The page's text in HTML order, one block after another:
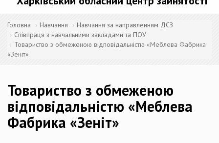
Головна Навчання
Навчання за направленням ДСЗ
Співпраця з навчальними закладами та ПОУ
Товариство з обмеженою відповідальністю «Меблева Фабрика
«Зеніт»
Товариство з обмеженою
відповідальністю «Меблева
Фабрика «Зеніт»